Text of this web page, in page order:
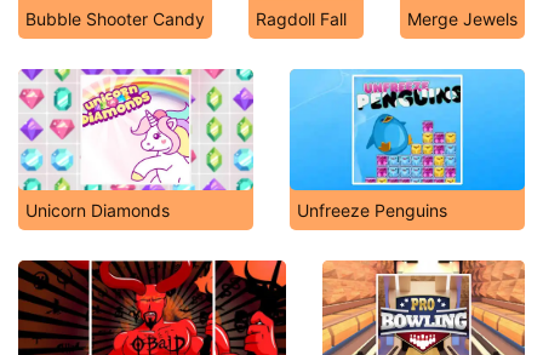
Bubble Shooter Candy Ragdoll Fall Merge Jewels
Unicorn Diamonds Unfreeze Penguins